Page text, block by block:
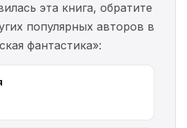
эта книга, обратите
популярных авторов в
фантастика»: